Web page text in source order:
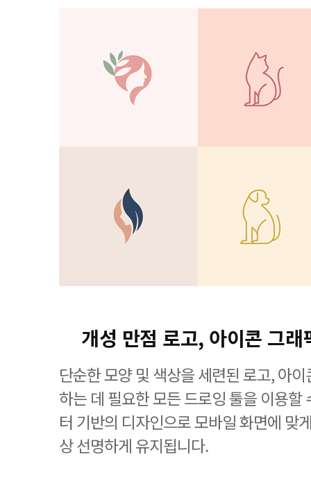
개성 만점 로고, 아이콘 그래
단순한 모양 및 색상을 세련된 로고, 아
하는 데 필요한 모든 드로잉 툴을 이용
터 기반의 디자인으로 모바일 화면에 맞
상 선명하게 유지됩니다.